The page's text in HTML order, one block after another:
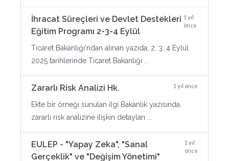
İhracat Süreçleri ve Devlet Destekleri
Eğitim Programı 2-3-4 Eylül
1 yıl
önce
Ticaret Bakanlığı'ndan alınan yazıda, 2, 3, 4 Eylül
2025 tarihlerinde Ticaret Bakanlığı ...
Zararlı Risk Analizi Hk. 1 yıl önce
Ekte bir örneği sunulan ilgi Bakanlık yazısında,
zararlı risk analizine ilişkin detayları ...
EULEP - "Yapay Zeka", "Sanal
Gerçeklik" ve "Değişim Yönetimi"
1 yıl
önce